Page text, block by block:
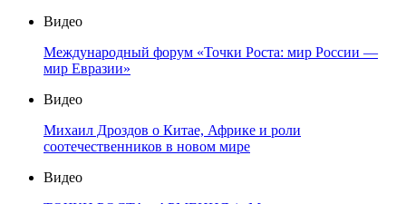
Видео
Международный форум «Точки Роста: мир России —
мир Евразии»
Видео
Михаил Дроздов о Китае, Африке и роли
соотечественников в новом мире
Видео